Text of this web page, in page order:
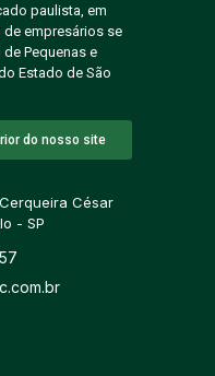
paulista, em
empresários se
Pequenas e
Estado de São
do nosso site
César
- SP